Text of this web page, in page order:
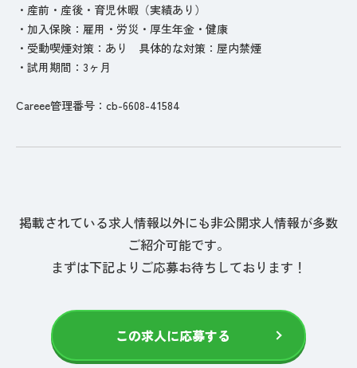
・産前・産後・育児休暇（実績あり）
・加入保険：雇用・労災・厚生年金・健康
・受動喫煙対策：あり 具体的な対策：屋内禁煙
・試用期間：3ヶ月
Careee管理番号：cb-6608-41584
掲載されている求人情報以外にも非公開求人情報が多数
ご紹介可能です。
まずは下記よりご応募お待ちしております！
この求人に応募する